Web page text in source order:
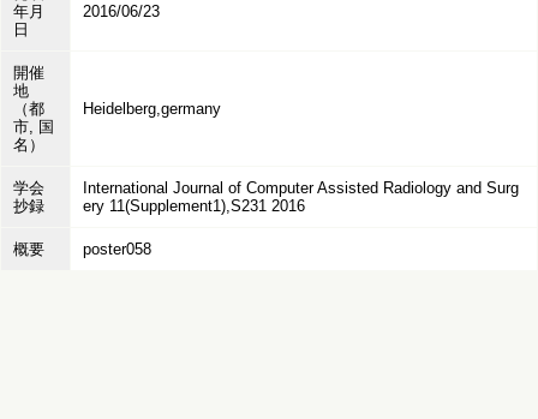
年月
日
2016/06/23
開催
地
（都
市, 国
名）
Heidelberg,germany
学会
抄録
International Journal of Computer Assisted Radiology and Surg
ery 11(Supplement1),S231 2016
概要 poster058